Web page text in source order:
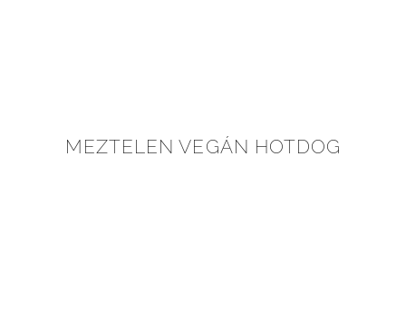
MEZTELEN VEGÁN HOTDOG